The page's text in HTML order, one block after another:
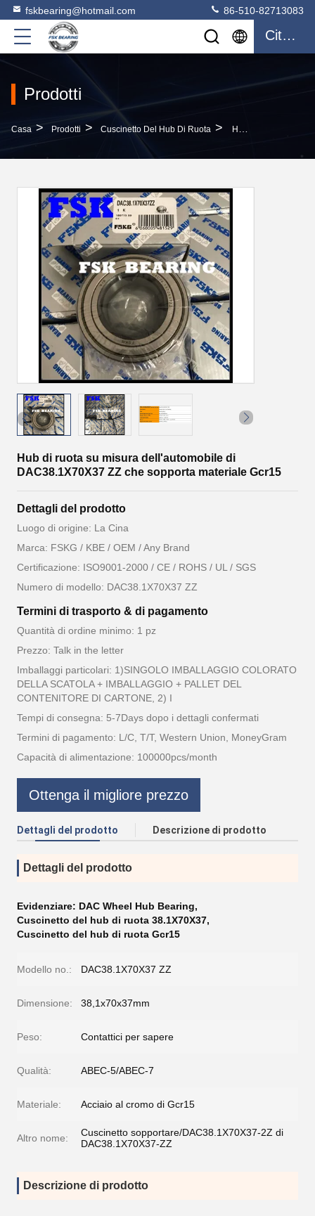
fskbearing@hotmail.com 86-510-82713083
Citazione
Prodotti
Casa > Prodotti > Cuscinetto Del Hub Di Ruota > Hub Di Ruota Su Misura Dell'automobile Di DAC38.1X70X37 ZZ Che Sopporta Materiale Gcr15
Hub di ruota su misura dell'automobile di
DAC38.1X70X37 ZZ che sopporta materiale Gcr15
Dettagli del prodotto
Luogo di origine: La Cina
Marca: FSKG / KBE / OEM / Any Brand
Certificazione: ISO9001-2000 / CE / ROHS / UL / SGS
Numero di modello: DAC38.1X70X37 ZZ
Termini di trasporto & di pagamento
Quantità di ordine minimo: 1 pz
Prezzo: Talk in the letter
Imballaggi particolari: 1)SINGOLO IMBALLAGGIO COLORATO
DELLA SCATOLA + IMBALLAGGIO + PALLET DEL
CONTENITORE DI CARTONE, 2) I
Tempi di consegna: 5-7Days dopo i dettagli confermati
Termini di pagamento: L/C, T/T, Western Union, MoneyGram
Capacità di alimentazione: 100000pcs/month
Ottenga il migliore prezzo
Dettagli del prodotto Descrizione di prodotto
Dettagli del prodotto
Evidenziare: DAC Wheel Hub Bearing,
Cuscinetto del hub di ruota 38.1X70X37,
Cuscinetto del hub di ruota Gcr15
Modello no.: DAC38.1X70X37 ZZ
Dimensione: 38,1x70x37mm
Peso: Contattici per sapere
Qualità: ABEC-5/ABEC-7
Materiale: Acciaio al cromo di Gcr15
Altro nome:
Cuscinetto sopportare/DAC38.1X70X37-2Z di
DAC38.1X70X37-ZZ
Descrizione di prodotto